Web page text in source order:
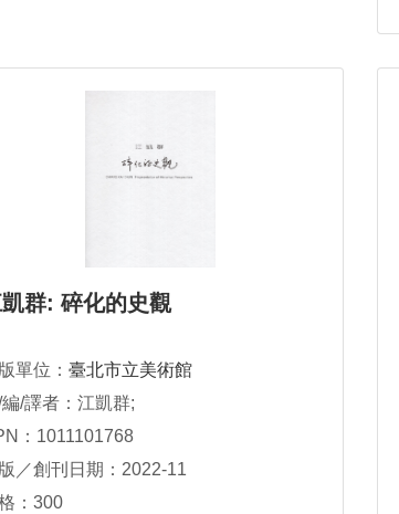
群: 碎化的史觀
單位： 臺北市立美術館
/譯者：江凱群;
：1011101768
／創刊日期：2022-11
：300